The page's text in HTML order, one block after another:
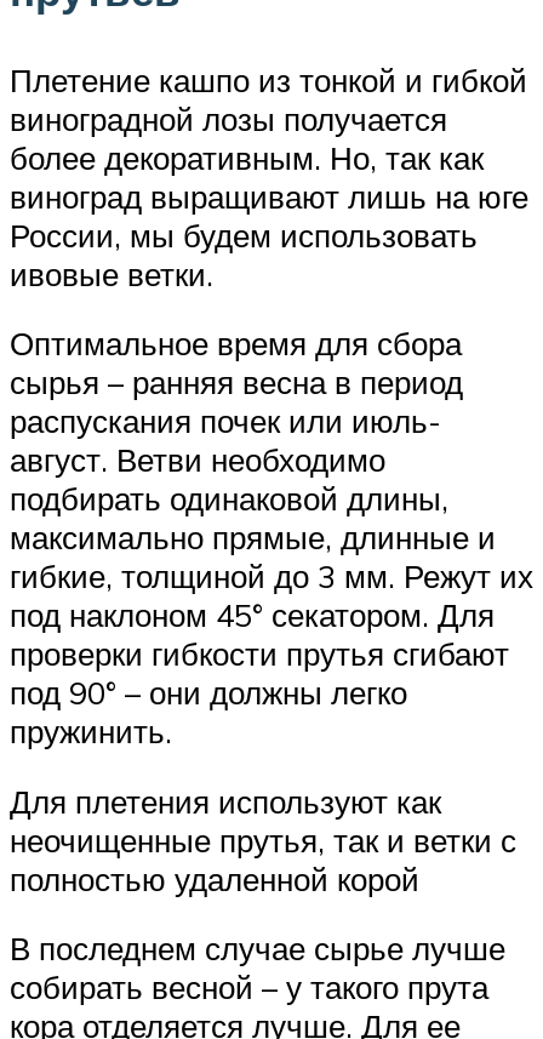
Плетение кашпо из тонкой и гибкой
виноградной лозы получается
более декоративным. Но, так как
виноград выращивают лишь на юге
России, мы будем использовать
ивовые ветки.
Оптимальное время для сбора
сырья – ранняя весна в период
распускания почек или июль-
август. Ветви необходимо
подбирать одинаковой длины,
максимально прямые, длинные и
гибкие, толщиной до 3 мм. Режут их
под наклоном 45° секатором. Для
проверки гибкости прутья сгибают
под 90° – они должны легко
пружинить.
Для плетения используют как
неочищенные прутья, так и ветки с
полностью удаленной корой
В последнем случае сырье лучше
собирать весной – у такого прута
кора отделяется лучше. Для ее